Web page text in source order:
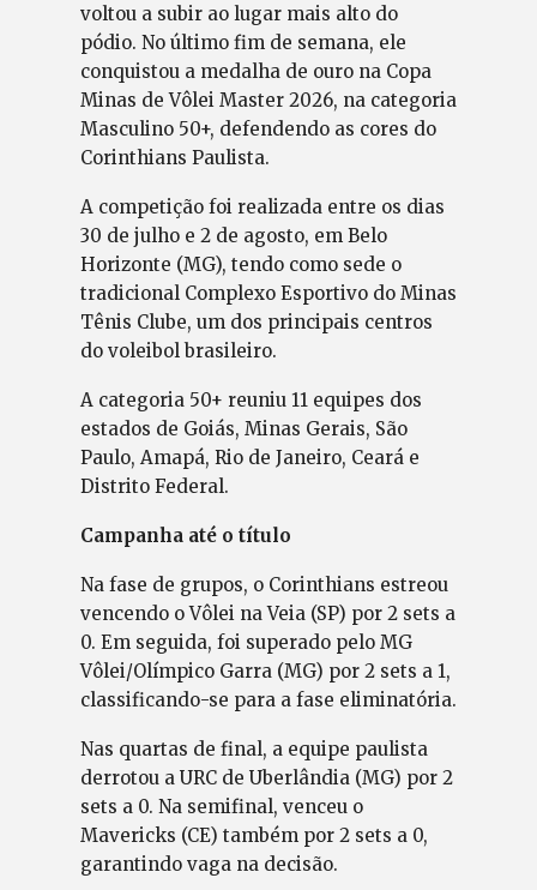
voltou a subir ao lugar mais alto do
pódio. No último fim de semana, ele
conquistou a medalha de ouro na Copa
Minas de Vôlei Master 2026, na categoria
Masculino 50+, defendendo as cores do
Corinthians Paulista.
A competição foi realizada entre os dias
30 de julho e 2 de agosto, em Belo
Horizonte (MG), tendo como sede o
tradicional Complexo Esportivo do Minas
Tênis Clube, um dos principais centros
do voleibol brasileiro.
A categoria 50+ reuniu 11 equipes dos
estados de Goiás, Minas Gerais, São
Paulo, Amapá, Rio de Janeiro, Ceará e
Distrito Federal.
Campanha até o título
Na fase de grupos, o Corinthians estreou
vencendo o Vôlei na Veia (SP) por 2 sets a
0. Em seguida, foi superado pelo MG
Vôlei/Olímpico Garra (MG) por 2 sets a 1,
classificando-se para a fase eliminatória.
Nas quartas de final, a equipe paulista
derrotou a URC de Uberlândia (MG) por 2
sets a 0. Na semifinal, venceu o
Mavericks (CE) também por 2 sets a 0,
garantindo vaga na decisão.